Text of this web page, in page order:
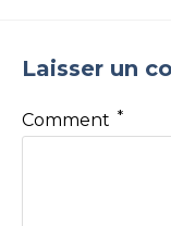
Laisser un
Comment *